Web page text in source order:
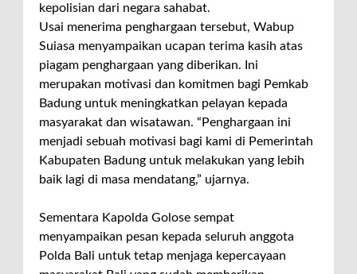
kepolisian dari negara sahabat.
Usai menerima penghargaan tersebut, Wabup
Suiasa menyampaikan ucapan terima kasih atas
piagam penghargaan yang diberikan. Ini
merupakan motivasi dan komitmen bagi Pemkab
Badung untuk meningkatkan pelayan kepada
masyarakat dan wisatawan. “Penghargaan ini
menjadi sebuah motivasi bagi kami di Pemerintah
Kabupaten Badung untuk melakukan yang lebih
baik lagi di masa mendatang,” ujarnya.
Sementara Kapolda Golose sempat
menyampaikan pesan kepada seluruh anggota
Polda Bali untuk tetap menjaga kepercayaan